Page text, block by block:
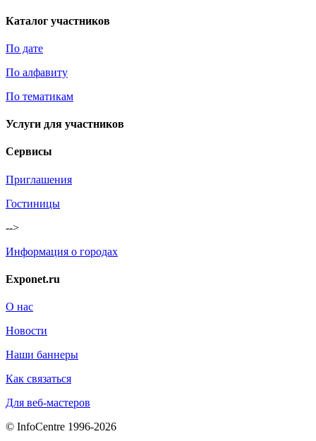
Каталог участников
По дате
По алфавиту
По тематикам
Услуги для участников
Сервисы
Приглашения
Гостиницы
-->
Информация о городах
Exponet.ru
О нас
Новости
Наши баннеры
Как связаться
Для веб-мастеров
© InfoCentre 1996-2026